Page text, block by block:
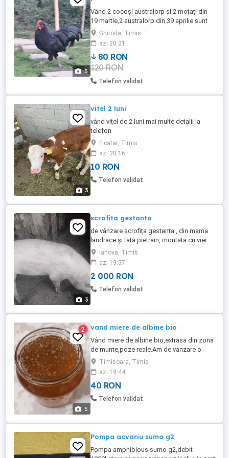
5
Vând 2 cocoși australorp și 2 moțați din
19 martie,2 australorp din 39 aprilie sunt
foarte frumoși și bine îngrijiți preț între 80 -
120 lei telefon
Ghiroda, Timis
azi 20:21
80 RON
120 RON
Telefon validat
3
vitel 2 luni
vând vițel de 2 luni mai multe detalii la
telefon
Ficatar, Timis
azi 20:16
10 RON
Telefon validat
3
scrofita gestanta
de vânzare scrofița gestanta , din mama
landrace și tata pietrain, montata cu vier
pietrainIanova, Timis
azi 19:57
2 000 RON
Telefon validat
5
2 vand miere de albine bio
Vând miere de albine bio,extrasa din zona
de munte,poze reale.Am de vânzare o
cantitate de vreo 40-50kg,stupii ii avem
pentru consum propriu,dar pentru ca anul
acesta recolta a fost bogata punem și
câteva kg la vânzare pentru doritorii de
miere adevărată.Accept orice test pentru
Timisoara, Timis
azi 19:44
40 RON
Telefon validat
Pompa acvariu sumo g2
Pompa amphibious sumo g2,debit